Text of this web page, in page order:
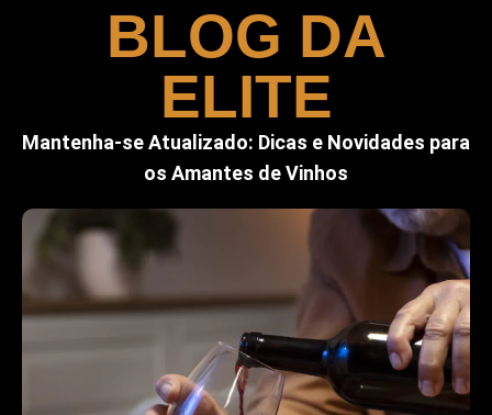
BLOG DA
ELITE
Mantenha-se Atualizado: Dicas e Novidades para
os Amantes de Vinhos